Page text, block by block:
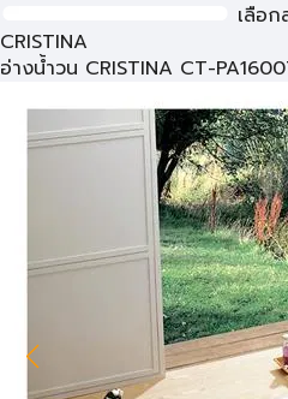
เลือก
CRISTINA
อ่างน้ำวน CRISTINA CT-